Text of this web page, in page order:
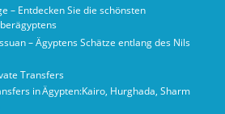
– Entdecken Sie die schönsten
– Ägyptens Schätze entlang des Nils
Transfers
in Ägypten:Kairo, Hurghada, Sharm